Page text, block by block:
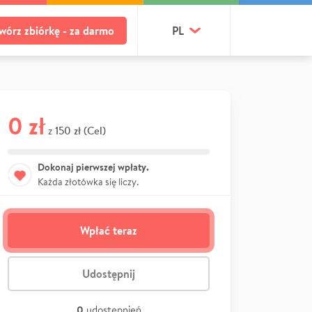
zbiórkę - za darmo PL
0 zł z 150 zł (Cel)
Dokonaj pierwszej wpłaty.
Każda złotówka się liczy.
Wpłać teraz
Udostępnij